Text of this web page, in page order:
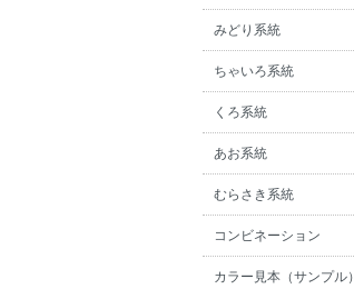
みどり系統
ちゃいろ系統
くろ系統
あお系統
むらさき系統
コンビネーション
カラー見本（サンプル）